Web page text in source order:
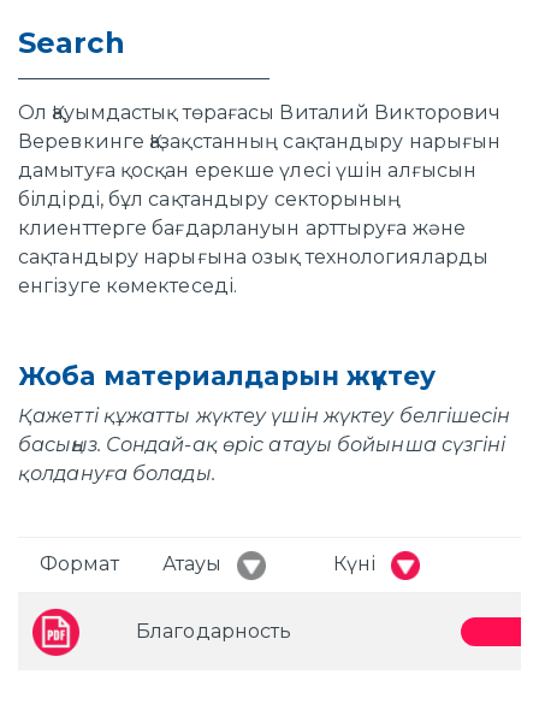
Search
Ол Қауымдастық төрағасы Виталий Викторович
Веревкинге Қазақстанның сақтандыру нарығын
дамытуға қосқан ерекше үлесі үшін алғысын
білдірді, бұл сақтандыру секторының
клиенттерге бағдарлануын арттыруға және
сақтандыру нарығына озық технологияларды
енгізуге көмектеседі.
Жоба материалдарын жүктеу
Қажетті құжатты жүктеу үшін жүктеу белгішесін
басыңыз. Сондай-ақ өріс атауы бойынша сүзгіні
қолдануға болады.
Формат Атауы Күні
Благодарность